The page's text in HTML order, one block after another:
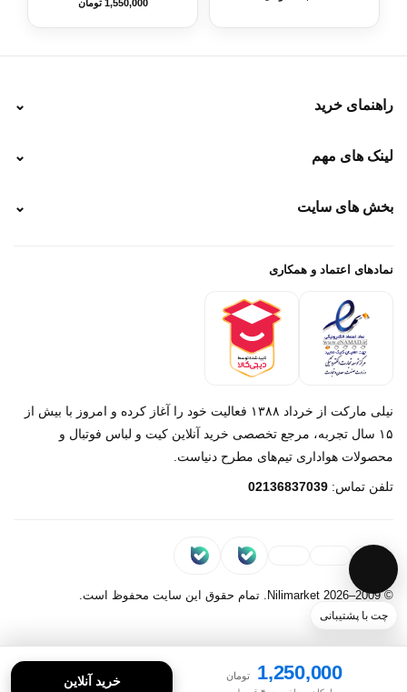
خرید آنلاین 1,250,000 تومان
1,550,000 تومان
راهنمای خرید ⌄
نحوه پرداخت
راهنمای سفارش
لینک های مهم ⌄
رهگیری تیپاکس
خرید لباس جدید بارسلونا 2025/2026
بخش های سایت ⌄
پرداخت باز
تماس با ما
نمادهای اعتماد و همکاری
نیلی مارکت از خرداد ۱۳۸۸ فعالیت خود را آغاز کرده و امروز با بیش از
۱۵ سال تجربه، مرجع تخصصی خرید آنلاین کیت و لباس فوتبال و
محصولات هواداری تیم‌های مطرح دنیاست.
تلفن تماس: 02136837039
© 2009–2026 Nilimarket. تمام حقوق این سایت محفوظ است.
چت با پشتیبانی
پشتیبانی روبیکا‌
پشتیبانی بله